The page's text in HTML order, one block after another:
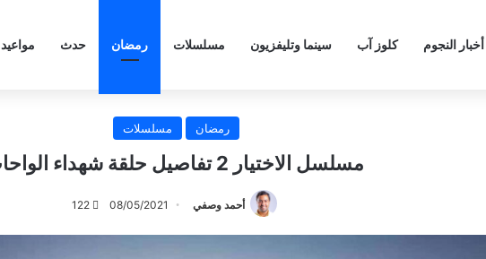
أخبار النجوم كلوز آب سينما وتليفزيون مسلسلات رمضان حدث مواعيد
رمضان مسلسلات
مسلسل الاختيار 2 تفاصيل حلقة شهداء الواحات
أحمد وصفي 08/05/2021
122